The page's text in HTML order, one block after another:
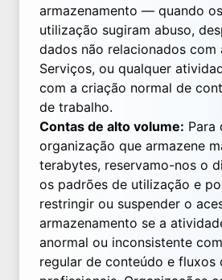
armazenamento — quando
utilização sugiram abuso,
dados não relacionados com
Serviços, ou qualquer
com a criação normal de
de trabalho.
Contas de alto volume: Para
organização que armazene
terabytes, reservamo-nos o
os padrões de utilização e
restringir ou suspender o
armazenamento se a
anormal ou inconsistente
regular de conteúdo e fluxos